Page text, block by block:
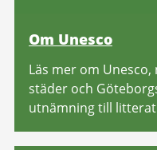
Om Unesco
Läs mer om
städer och
utnämning till